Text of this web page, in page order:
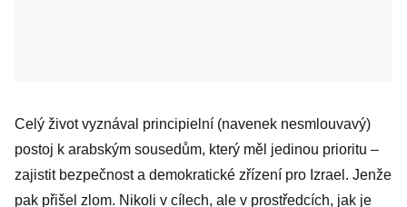
Celý život vyznával principielní (navenek nesmlouvavý)
postoj k arabským sousedům, který měl jedinou prioritu –
zajistit bezpečnost a demokratické zřízení pro Izrael. Jenže
pak přišel zlom. Nikoli v cílech, ale v prostředcích, jak je